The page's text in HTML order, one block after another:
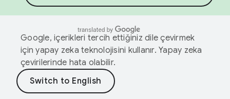
Google, içerikleri tercih ettiğiniz dile çevirmek
için yapay zeka teknolojisini kullanır. Yapay zeka
çevirilerinde hata olabilir.